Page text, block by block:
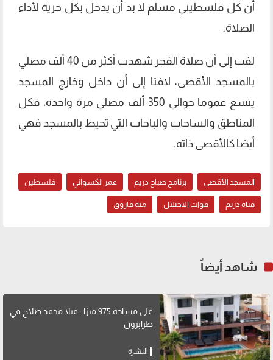
أن كل فلسطيني مسلم لا بد أن يدخل بكل حرية لأداء
الصلاة.
لفت إلى أن صلاة الفجر شهدت أكثر من 40 ألف مصلي
بالمسجد الأقصى، لافتا إلى أن داخل وخارج المسجد
يتسع عموما حوالي 350 ألف مصلي مرة واحدة، فكل
المناطق والساحات والباحات التي تحيط بالمسجد فهي
أيضا كالأقصى ذاته.
المسجد الأقصى برنامج صباح دريم عمر الكسواني فلسطين
قناة دريم قوات الاحتلال منة فاروق
شاهد أيضاً
على مساحة 975 مترًا.. فيلا محمد صلاح في
طرابزون
النشرة